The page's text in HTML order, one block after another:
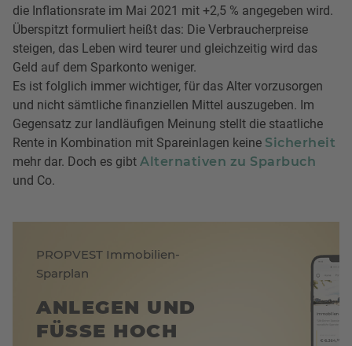
die Inflationsrate im Mai 2021 mit +2,5 % angegeben wird.
Überspitzt formuliert heißt das: Die Verbraucherpreise
steigen, das Leben wird teurer und gleichzeitig wird das
Geld auf dem Sparkonto weniger.
Es ist folglich immer wichtiger, für das Alter vorzusorgen
und nicht sämtliche finanziellen Mittel auszugeben. Im
Gegensatz zur landläufigen Meinung stellt die staatliche
Rente in Kombination mit Spareinlagen keine Sicherheit
mehr dar. Doch es gibt Alternativen zu Sparbuch
und Co.
PROPVEST Immobilien-
Sparplan
ANLEGEN UND
FÜSSE HOCH